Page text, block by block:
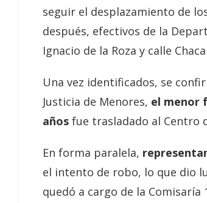
seguir el desplazamiento de
después, efectivos de la
Ignacio de la Roza y calle
Una vez identificados, se
Justicia de Menores, el menor
años fue trasladado al Centro
En forma paralela,
el intento de robo, lo que dio
quedó a cargo de la Comisaría